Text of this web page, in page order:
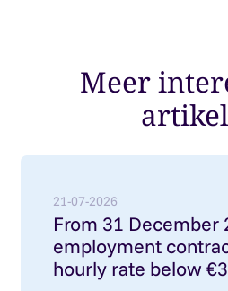
Meer
21-07-2026
From 31 December
employment
hourly rate below